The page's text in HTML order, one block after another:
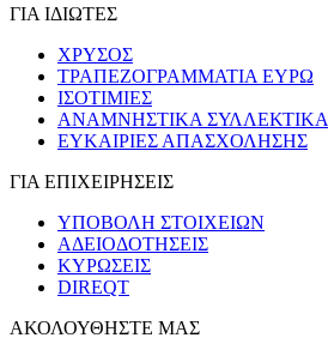
ΓΙΑ ΙΔΙΩΤΕΣ
ΧΡΥΣΟΣ
ΤΡΑΠΕΖΟΓΡΑΜΜΑΤΙΑ ΕΥΡΩ
ΙΣΟΤΙΜΙΕΣ
ΑΝΑΜΝΗΣΤΙΚΑ ΣΥΛΛΕΚΤΙΚΑ
ΕΥΚΑΙΡΙΕΣ ΑΠΑΣΧΟΛΗΣΗΣ
ΓΙΑ ΕΠΙΧΕΙΡΗΣΕΙΣ
ΥΠΟΒΟΛΗ ΣΤΟΙΧΕΙΩΝ
ΑΔΕΙΟΔΟΤΗΣΕΙΣ
ΚΥΡΩΣΕΙΣ
DIREQT
ΑΚΟΛΟΥΘΗΣΤΕ ΜΑΣ